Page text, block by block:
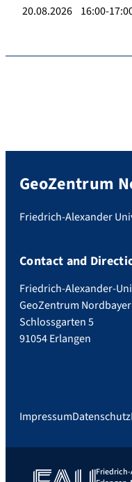
20.08.2026 16:00-
GeoZentrum
Friedrich-Alexander
Contact and
Friedrich-Alexander-
GeoZentrum
Schlossgarten 5
91054 Erlangen
ImpressumDatenschutz